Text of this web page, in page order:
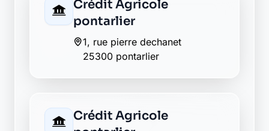
pontarlier
6 rue eugene thevenin
25300 pontarlier
Poste verrieres de joux